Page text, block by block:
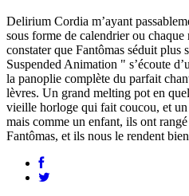
Delirium Cordia m’ayant
sous forme de calendrier ou
constater que Fantômas séduit
Suspended Animation " s’écoute
la panoplie complète du parfait
lèvres. Un grand melting pot en
vieille horloge qui fait coucou, et un
mais comme un enfant, ils ont
Fantômas, et ils nous le rendent